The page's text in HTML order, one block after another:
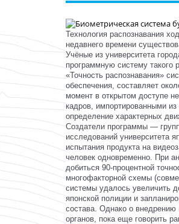
Технология распознавания
недавнего времени
Учёные из университета
программную систему такого
«Точность распознавания»
обеспечения, составляет
момент в открытом доступе
кадров, импортированными
определение характерных
Создатели программы —
исследований университета
испытания продукта на
человек одновременно. При
добиться 90-процентной
многофакторной схемы
системы удалось увеличить
японской полиции и
состава. Однако о внедрению
органов, пока еще говорить